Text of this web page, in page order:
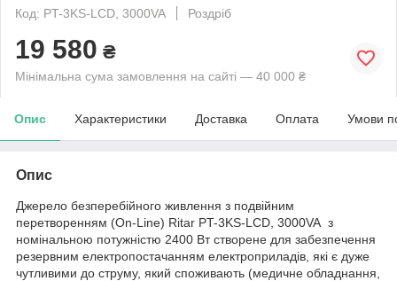
Код: PT-3KS-LCD, 3000VA
Роздріб
19 580 ₴
Мінімальна сума замовлення на сайті — 40 000 ₴
Опис Характеристики Доставка Оплата Умови
Опис
Джерело безперебійного живлення з подвійним
перетворенням (On-Line) Ritar PT-3KS-LCD, 3000VA з
номінальною потужністю 2400 Вт створене для забезпечення
резервним електропостачанням електроприладів, які є дуже
чутливими до струму, який споживають (медичне обладнання,